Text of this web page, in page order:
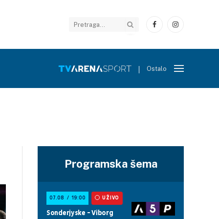
FacebookInstagram
Ostalo
Programska šema